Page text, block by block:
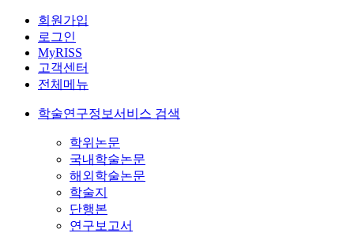
회원가입
로그인
MyRISS
고객센터
전체메뉴
학술연구정보서비스 검색
학위논문
국내학술논문
해외학술논문
학술지
단행본
연구보고서